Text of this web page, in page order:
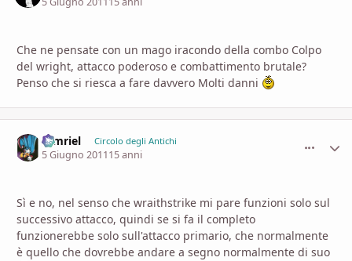
Che ne pensate con un mago iracondo della combo Colpo
del wright, attacco poderoso e combattimento brutale?
Penso che si riesca a fare davvero Molti danni
tamriel Circolo degli Antichi
5 Giugno 201115 anni
Sì e no, nel senso che wraithstrike mi pare funzioni solo sul
successivo attacco, quindi se si fa il completo
funzionerebbe solo sull'attacco primario, che normalmente
è quello che dovrebbe andare a segno normalmente di suo